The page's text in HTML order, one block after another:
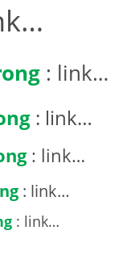
: link…
: link…
: link…
: link…
: link…